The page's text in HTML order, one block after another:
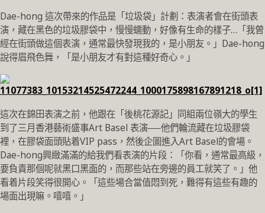
Dae-hong 這次帶來的作品是「垃圾袋」計劃：表演者會在街頭表
演，藏在黑色的垃圾膠袋中，慢慢蠕動，好像有生命的樣子…「我曾
經在街頭做這個表演，通常最快發現我的，是小朋友。」Dae-hong
說得眉飛色舞，「是小朋友才有對這種好奇心。」
這次在錦田表演之前，他跟在「後桃花源記」同組兩位嶺大的學生
到了三月香港藝術盛事Art Basel 表演──他們輪流藏在垃圾膠袋
裡，在膠袋面頭貼着VIP pass，然後企圖進入Art Basel的會場。
Dae-hong興緻滿滿的給我們看表演的片段：「你看，通常最高級，
要負責那個呢就黑口黑面的，而那些站在旁邊的員工就笑了。」他
看着片段笑得很開心。「這些場合當值悶到死，難得有這些有趣的
場面出現嘛。嘻嘻。」